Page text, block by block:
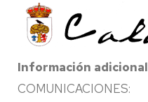
Información adicional
COMUNICACIONES: